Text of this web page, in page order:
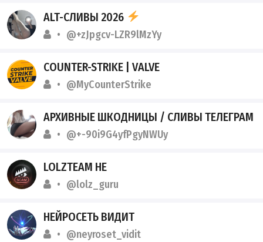
ALT-СЛИВЫ 2026
@+zJpgcv-LZR9lMzYy
COUNTER-STRIKE | VALVE
@MyCounterStrike
АРХИВНЫЕ ШКОДНИЦЫ / СЛИВЫ ТЕЛЕГРАМ
@+-90i9G4yfPgyNWUy
LOLZTEAM НЕ
@lolz_guru
НЕЙРОСЕТЬ ВИДИТ
@neyroset_vidit